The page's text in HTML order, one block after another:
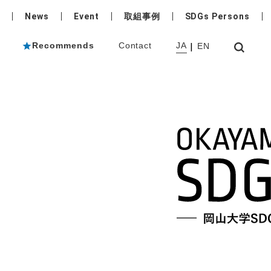
News Event 取組事例 SDGs Persons
Recommends Contact JA EN